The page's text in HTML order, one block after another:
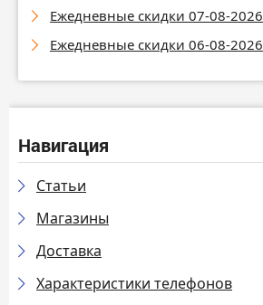
Ежедневные скидки 07-08-2026
Ежедневные скидки 06-08-2026
Навигация
Статьи
Магазины
Доставка
Характеристики телефонов